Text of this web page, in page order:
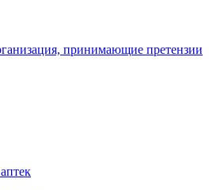
принимающие претензии